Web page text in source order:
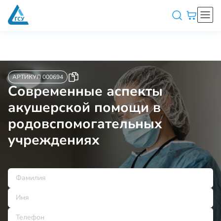
АРТИКУЛ 000694
Современные аспекты
акушерской помощи в
родовспомогательных
учреждениях